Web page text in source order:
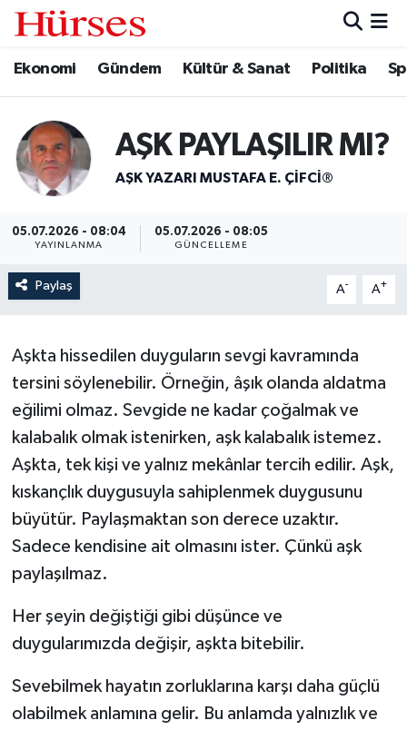
Ekonomi Gündem Kültür & Sanat Politika
AŞK PAYLAŞILIR MI?
AŞK YAZARI MUSTAFA E. ÇIFCI®
05.07.2026 - 08:04
YAYINLANMA
05.07.2026 - 08:05
GÜNCELLEME
Paylaş A- A+
Aşkta hissedilen duyguların sevgi kavramında
tersini söylenebilir. Örneğin, âşık olanda aldatma
eğilimi olmaz. Sevgide ne kadar çoğalmak ve
kalabalık olmak istenirken, aşk kalabalık istemez.
Aşkta, tek kişi ve yalnız mekânlar tercih edilir. Aşk,
kıskançlık duygusuyla sahiplenmek duygusunu
büyütür. Paylaşmaktan son derece uzaktır.
Sadece kendisine ait olmasını ister. Çünkü aşk
paylaşılmaz.
Her şeyin değiştiği gibi düşünce ve
duygularımızda değişir, aşkta bitebilir.
Sevebilmek hayatın zorluklarına karşı daha güçlü
olabilmek anlamına gelir. Bu anlamda yalnızlık ve
Ekonomi
Kültür & Sanat
Turizm
Hava Durumu
Süper Lig Puan Durumu ve Fikstür
Son Dakika Haberleri
Haber Arşivi